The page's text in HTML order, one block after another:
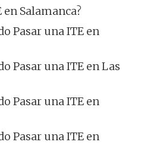
en Salamanca?
Pasar una ITE en
Pasar una ITE en Las
Pasar una ITE en
Pasar una ITE en